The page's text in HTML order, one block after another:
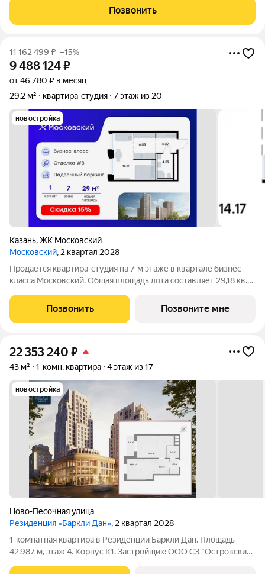
посредников. Вид: окна на мост Миллениум и набережную
противоположного берега Казанки. Потолки
Позвонить
11 162 499₽ –15%
9 488 124₽
от 46 780 ₽ в месяц
29,2 м²
квартира-студия 7 этаж из 20
новостройка
Казань,ЖК Московский
Московский, 2 квартал 2028
Продается квартира-студия на 7-м этаже в квартале бизнес-
класса Московский. Общая площадь лота составляет 29,18 кв.
кухонную зону. Номер квартиры - 425 Московский это
идеальное сочетание
Позвонить Позвоните мне
22 353 240 ₽
43 м² 1-комн. квартира 4 этаж из 17
новостройка
Ново-Песочная улица
Резиденция «Баркли Дан», 2 квартал 2028
1-комнатная квартира в Резиденции Баркли Дан. Площадь
42.987 м, этаж 4. Корпус К1. Застройщик: ООО СЗ "Островский